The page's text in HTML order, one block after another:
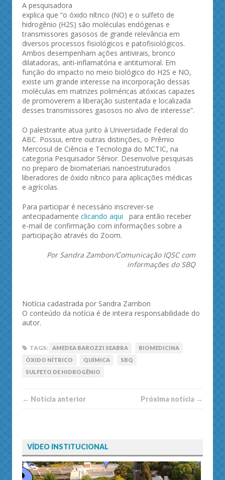
A pesquisadora
explica que “o óxido nítrico (NO) e o sulfeto de
hidrogênio (H2S) são moléculas endógenas e
transmissores gasosos de grande relevância em
diversos processos fisiológicos e patofisiológicos.
Ambos desempenham ações antivirais, bronco
dilatadoras, anti-inflamatória e antitumoral. Em
função do impacto no meio biológico do H2S e NO,
existe um grande interesse na incorporação dessas
moléculas em matrizes poliméricas atóxicas capazes
de promoverem a liberação sustentada e localizada
desses transmissores gasosos no alvo de interesse”.
O palestrante atua junto à Universidade Federal do
ABC. Possui, entre outras distinções, o Prêmio
Mercosul de Ciência e Tecnologia do MCTIC, na
categoria Pesquisador Sênior. Desenvolve pesquisas
no preparo de biomateriais nanoestruturados
liberadores de óxido nítrico para aplicações médicas
e agrícolas.
Para participar é necessário inscrever-se
antecipadamente clicando aqui para então receber
e-mail de confirmação com informações sobre a
participação através do Zoom.
Por Sandra Zambon/Comunicação IQSC com
informações do SBQ
Notícia cadastrada por Sandra Zambon
O conteúdo da notícia é de inteira responsabilidade do
autor.
TAGS: AMEDEA BAROZZI SEABRA
BIOMEDICINA
ÓXIDO NÍTRICO
QUÍMICA
SBQ
SULFETO DE HIDROGÊNIO
← Notí­cia anterior Próxima notí­­cia →
VÍDEO INSTITUCIONAL